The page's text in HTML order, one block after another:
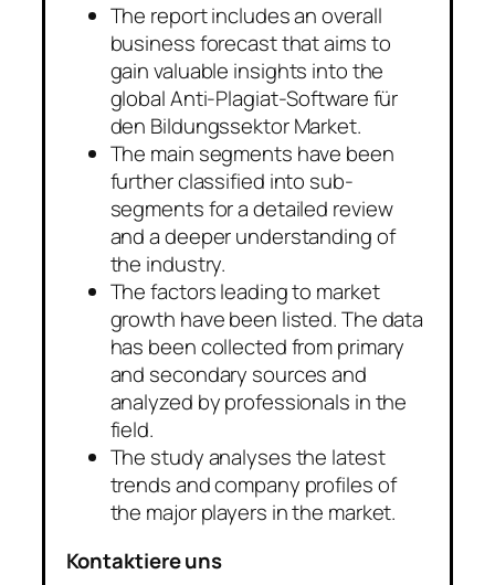
The report includes an overall
business forecast that aims to
gain valuable insights into the
global Anti-Plagiat-Software für
den Bildungssektor Market.
The main segments have been
further classified into sub-
segments for a detailed review
and a deeper understanding of
the industry.
The factors leading to market
growth have been listed. The data
has been collected from primary
and secondary sources and
analyzed by professionals in the
field.
The study analyses the latest
trends and company profiles of
the major players in the market.
Kontaktiere uns